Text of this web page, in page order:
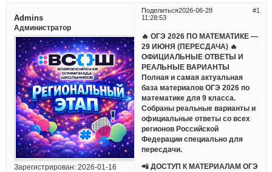
Поделиться 1
2026-06-28
11:28:53
Admins
Администратор
Зарегистрирован: 2026-01-16
🔥 ОГЭ 2026 ПО МАТЕМАТИКЕ —
29 ИЮНЯ (ПЕРЕСДАЧА) 🔥
ОФИЦИАЛЬНЫЕ ОТВЕТЫ И
РЕАЛЬНЫЕ ВАРИАНТЫ
Полная и самая актуальная
база материалов ОГЭ 2026 по
математике для 9 класса.
Собраны реальные варианты и
официальные ответы со всех
регионов Российской
Федерации специально для
пересдачи.
📲 ДОСТУП К МАТЕРИАЛАМ ОГЭ